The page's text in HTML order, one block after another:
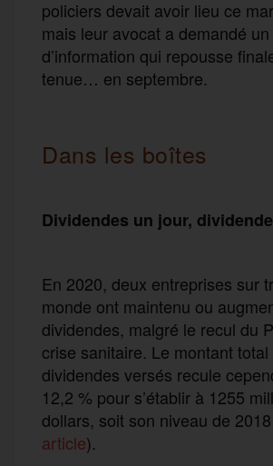
policiers devait avoir lieu ce
mais leur avocat a demandé
d’information qui repousse
tenue… en septembre.
Dans les boîtes
Dividendes un jour,
En 2020, deux entreprises sur
monde ont maintenu ou
dividendes, malgré le recul du
crise sanitaire. Le montant total
dividendes versés recule
12,2 % pour s’établir à 1255
dollars, soit son niveau de
article).